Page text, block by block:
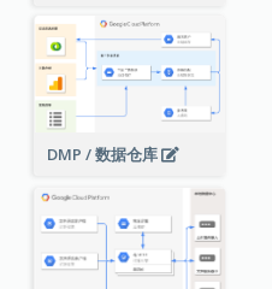
DMP / 数据仓库